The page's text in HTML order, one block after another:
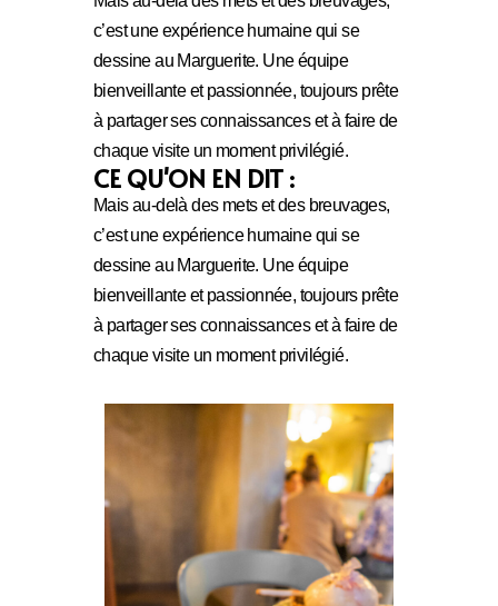
c’est une expérience humaine qui se
dessine au Marguerite. Une équipe
bienveillante et passionnée, toujours prête
à partager ses connaissances et à faire de
chaque visite un moment privilégié.
CE QU'ON EN DIT :
Mais au-delà des mets et des breuvages,
c’est une expérience humaine qui se
dessine au Marguerite. Une équipe
bienveillante et passionnée, toujours prête
à partager ses connaissances et à faire de
chaque visite un moment privilégié.